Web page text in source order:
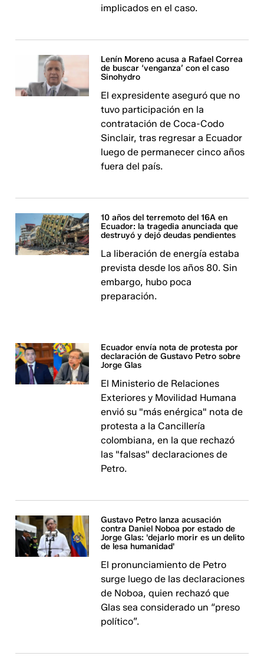
implicados en el caso.
Lenín Moreno acusa a Rafael Correa
de buscar ‘venganza’ con el caso
Sinohydro
El expresidente aseguró que no
tuvo participación en la
contratación de Coca-Codo
Sinclair, tras regresar a Ecuador
luego de permanecer cinco años
fuera del país.
10 años del terremoto del 16A en
Ecuador: la tragedia anunciada que
destruyó y dejó deudas pendientes
La liberación de energía estaba
prevista desde los años 80. Sin
embargo, hubo poca
preparación.
Ecuador envía nota de protesta por
declaración de Gustavo Petro sobre
Jorge Glas
El Ministerio de Relaciones
Exteriores y Movilidad Humana
envió su "más enérgica" nota de
protesta a la Cancillería
colombiana, en la que rechazó
las "falsas" declaraciones de
Petro.
Gustavo Petro lanza acusación
contra Daniel Noboa por estado de
Jorge Glas: 'dejarlo morir es un delito
de lesa humanidad'
El pronunciamiento de Petro
surge luego de las declaraciones
de Noboa, quien rechazó que
Glas sea considerado un “preso
político”.